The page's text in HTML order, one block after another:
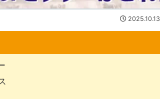
2025.10.13